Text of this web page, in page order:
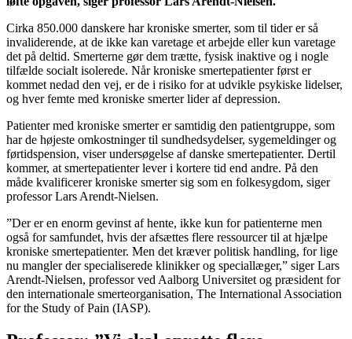
Cirka 850.000 danskere har kroniske smerter, som til tider er så
invaliderende, at de ikke kan varetage et arbejde eller kun varetage
det på deltid. Smerterne gør dem trætte, fysisk inaktive og i nogle
tilfælde socialt isolerede. Når kroniske smertepatienter først er
kommet nedad den vej, er de i risiko for at udvikle psykiske lidelser,
og hver femte med kroniske smerter lider af depression.
Patienter med kroniske smerter er samtidig den patientgruppe, som
har de højeste omkostninger til sundhedsydelser, sygemeldinger og
førtidspension, viser undersøgelse af danske smertepatienter. Dertil
kommer, at smertepatienter lever i kortere tid end andre. På den
måde kvalificerer kroniske smerter sig som en folkesygdom, siger
professor Lars Arendt-Nielsen.
”Der er en enorm gevinst af hente, ikke kun for patienterne men
også for samfundet, hvis der afsættes flere ressourcer til at hjælpe
kroniske smertepatienter. Men det kræver politisk handling, for lige
nu mangler der specialiserede klinikker og speciallæger,” siger Lars
Arendt-Nielsen, professor ved Aalborg Universitet og præsident for
den internationale smerteorganisation, The International Association
for the Study of Pain (IASP).